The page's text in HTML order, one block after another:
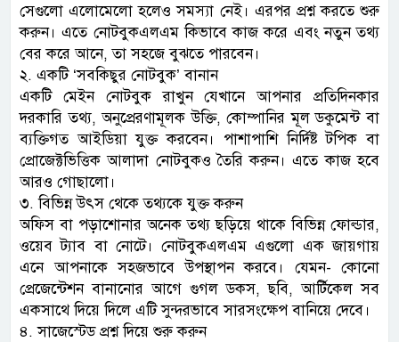
সেগুলো এলোমেলো হলেও সমস্যা নেই। এরপর প্রশ্ন করতে শুরু
করুন। এতে নোটবুকএলএম কিভাবে কাজ করে এবং নতুন তথ্য
বের করে আনে, তা সহজে বুঝতে পারবেন।
২. একটি ‘সবকিছুর নোটবুক’ বানান
একটি মেইন নোটবুক রাখুন যেখানে আপনার প্রতিদিনকার
দরকারি তথ্য, অনুপ্রেরণামূলক উক্তি, কোম্পানির মূল ডকুমেন্ট বা
ব্যক্তিগত আইডিয়া যুক্ত করবেন। পাশাপাশি নির্দিষ্ট টপিক বা
প্রোজেক্টভিত্তিক আলাদা নোটবুকও তৈরি করুন। এতে কাজ হবে
আরও গোছালো।
৩. বিভিন্ন উৎস থেকে তথ্যকে যুক্ত করুন
অফিস বা পড়াশোনার অনেক তথ্য ছড়িয়ে থাকে বিভিন্ন ফোল্ডার,
ওয়েব ট্যাব বা নোটে। নোটবুকএলএম এগুলো এক জায়গায়
এনে আপনাকে সহজভাবে উপস্থাপন করবে। যেমন- কোনো
প্রেজেন্টেশন বানানোর আগে গুগল ডকস, ছবি, আর্টিকেল সব
একসাথে দিয়ে দিলে এটি সুন্দরভাবে সারসংক্ষেপ বানিয়ে দেবে।
৪. সাজেস্টেড প্রশ্ন দিয়ে শুরু করুন